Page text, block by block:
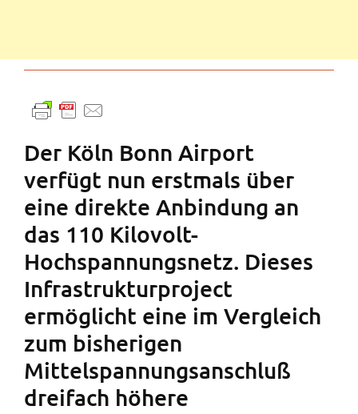
Der Köln Bonn Airport
verfügt nun erstmals über
eine direkte Anbindung an
das 110 Kilovolt-
Hochspannungsnetz. Dieses
Infrastrukturproject
ermöglicht eine im Vergleich
zum bisherigen
Mittelspannungsanschluß
dreifach höhere